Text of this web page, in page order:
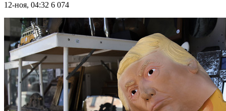
12-ноя, 04:32 6 074